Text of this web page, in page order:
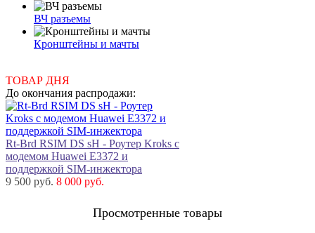
ВЧ разъемы
Кронштейны и мачты
ТОВАР ДНЯ
До окончания распродажи:
Rt-Brd RSIM DS sH - Роутер Kroks с
модемом Huawei E3372 и
поддержкой SIM-инжектора
9 500 руб. 8 000 руб.
Просмотренные товары